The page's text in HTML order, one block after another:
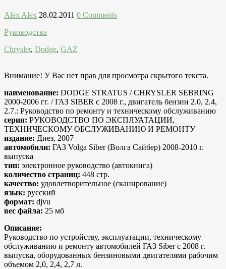
Alex Alex 28.02.2011 0 Comments
Руководства
Chrysler, Dodge, GAZ
Внимание! У Вас нет прав для просмотра скрытого текста.
наименование: DODGE STRATUS / CHRYSLER SEBRING
2000-2006 гг. / ГАЗ SIBER с 2008 г., двигатель бензин 2.0, 2.4,
2.7.: Руководство по ремонту и техническому обслуживанию
серия: РУКОВОДСТВО ПО ЭКСПЛУАТАЦИИ,
ТЕХНИЧЕСКОМУ ОБСЛУЖИВАНИЮ И РЕМОНТУ
издание: Диез, 2007
автомобили: ГАЗ Volga Siber (Волга Сайбер) 2008-2010 г.
выпуска
тип: электронное руководство (автокнига)
количество страниц: 448 стр.
качество: удовлетворительное (сканирование)
язык: русский
формат: djvu
вес файла: 25 мб
Описание:
Руководство по устройству, эксплуатации, техническому
обслуживанию и ремонту автомобилей ГАЗ Siber с 2008 г.
выпуска, оборудованных бензиновыми двигателями рабочим
объемом 2,0, 2,4, 2,7 л.